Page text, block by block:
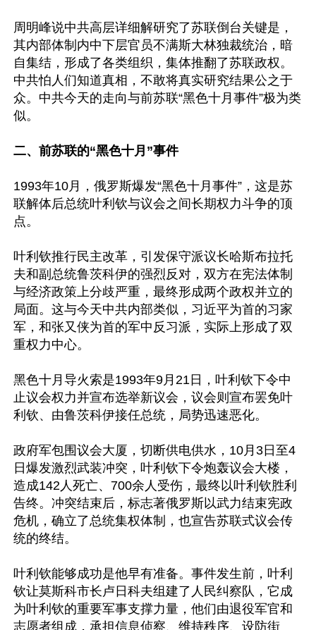
周明峰说中共高层详细解研究了苏联倒台关键是，
其内部体制内中下层官员不满斯大林独裁统治，暗
自集结，形成了各类组织，集体推翻了苏联政权。
中共怕人们知道真相，不敢将真实研究结果公之于
众。中共今天的走向与前苏联“黑色十月事件”极为类
似。
二、前苏联的“黑色十月”事件
1993年10月，俄罗斯爆发“黑色十月事件”，这是苏
联解体后总统叶利钦与议会之间长期权力斗争的顶
点。
叶利钦推行民主改革，引发保守派议长哈斯布拉托
夫和副总统鲁茨科伊的强烈反对，双方在宪法体制
与经济政策上分歧严重，最终形成两个政权并立的
局面。这与今天中共内部类似，习近平为首的习家
军，和张又侠为首的军中反习派，实际上形成了双
重权力中心。
黑色十月导火索是1993年9月21日，叶利钦下令中
止议会权力并宣布选举新议会，议会则宣布罢免叶
利钦、由鲁茨科伊接任总统，局势迅速恶化。
政府军包围议会大厦，切断供电供水，10月3日至4
日爆发激烈武装冲突，叶利钦下令炮轰议会大楼，
造成142人死亡、700余人受伤，最终以叶利钦胜利
告终。冲突结束后，标志著俄罗斯以武力结束宪政
危机，确立了总统集权体制，也宣告苏联式议会传
统的终结。
叶利钦能够成功是他早有准备。事件发生前，叶利
钦让莫斯科市长卢日科夫组建了人民纠察队，它成
为叶利钦的重要军事支撑力量，他们由退役军官和
志愿者组成，承担信息侦察、维持秩序、设防街